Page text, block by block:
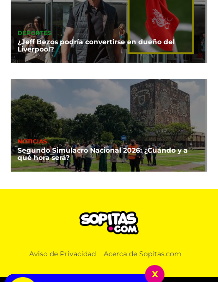
DEPORTES
¿Jeff Bezos podría convertirse en dueño del
Liverpool?
NOTICIAS
Segundo Simulacro Nacional 2026: ¿Cuándo y a
qué hora será?
Aviso de Privacidad Acerca de Sopitas.com
x